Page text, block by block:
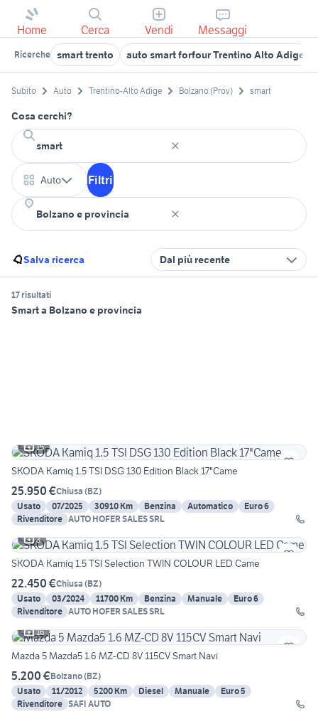
Home Cerca Vendi Messaggi
Ricerche smart trento auto smart forfour Trentino Alto Adige
Subito Auto Trentino-Alto Adige Bolzano (Prov) smart
Cosa cerchi?
Auto Filtri
Salva ricerca Dal più recente
17 risultati
Smart a Bolzano e provincia
15
SKODA Kamiq 1.5 TSI DSG 130 Edition Black 17"Came
25.950 €Chiusa (BZ)
Usato
07/2025 30910 Km Benzina Automatico
Euro 6
Rivenditore AUTO HOFER SALES SRL
3
SKODA Kamiq 1.5 TSI Selection TWIN COLOUR LED Came
22.450 €Chiusa (BZ)
Usato
03/2024 11700 Km Benzina Manuale
Euro 6
Rivenditore AUTO HOFER SALES SRL
16
Mazda 5 Mazda5 1.6 MZ-CD 8V 115CV Smart Navi
5.200 €Bolzano(BZ)
Usato
11/2012 5200 Km Diesel Manuale
Euro 5
Rivenditore SAFI AUTO